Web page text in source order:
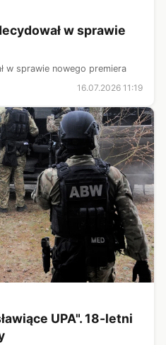
w sprawie
w sprawie nowego premiera
16.07.2026 11:19
UPA". 18-letni